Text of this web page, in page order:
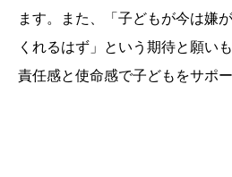
ます。また、「子どもが今は嫌
くれるはず」という期待と願い
責任感と使命感で子どもをサポー